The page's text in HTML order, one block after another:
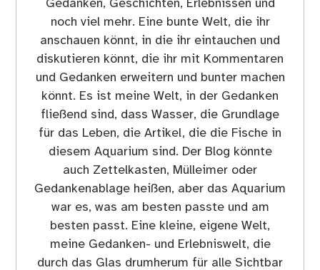
Gedanken, Geschichten, Erlebnissen und
noch viel mehr. Eine bunte Welt, die ihr
anschauen könnt, in die ihr eintauchen und
diskutieren könnt, die ihr mit Kommentaren
und Gedanken erweitern und bunter machen
könnt. Es ist meine Welt, in der Gedanken
fließend sind, dass Wasser, die Grundlage
für das Leben, die Artikel, die die Fische in
diesem Aquarium sind. Der Blog könnte
auch Zettelkasten, Mülleimer oder
Gedankenablage heißen, aber das Aquarium
war es, was am besten passte und am
besten passt. Eine kleine, eigene Welt,
meine Gedanken- und Erlebniswelt, die
durch das Glas drumherum für alle Sichtbar